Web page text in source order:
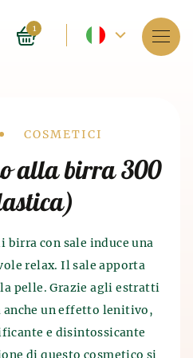
Lingua
Spagnolo
1
sulla spa
prezzi
COSMETICI
alla birra 300
birra con sale induce una
relax. Il sale apporta
pelle. Grazie agli estratti
anche un effetto lenitivo,
e disintossicante
di questo cosmetico si
di birra
state attivate 4 mila
antichi cinesi ed egizi
delle terme sul
di